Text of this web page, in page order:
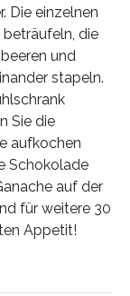
Die einzelnen
die
und
stapeln.
Sie die
aufkochen
Schokolade
auf der
für weitere 30
Appetit!